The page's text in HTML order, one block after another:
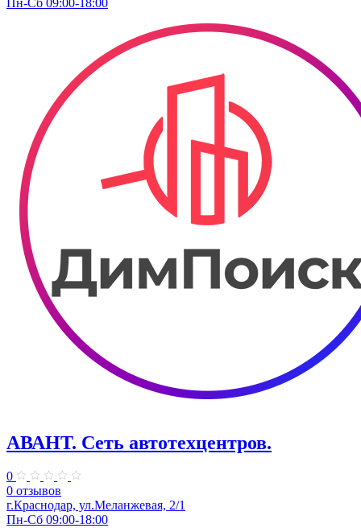
АВАНТ. ​Сеть автотехцентров.
0
0 отзывов
​г.Краснодар, ул.Меланжевая, 2/1
Пн-Сб 09:00-18:00